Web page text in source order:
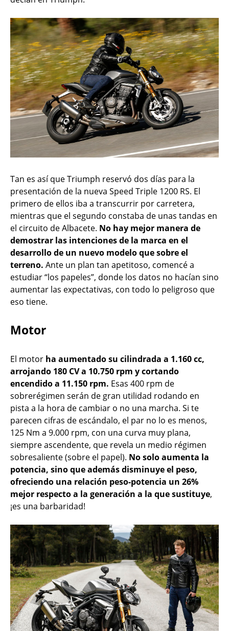
Tan es así que Triumph reservó dos días para la
presentación de la nueva Speed Triple 1200 RS. El
primero de ellos iba a transcurrir por carretera,
mientras que el segundo constaba de unas tandas en
el circuito de Albacete. No hay mejor manera de
demostrar las intenciones de la marca en el
desarrollo de un nuevo modelo que sobre el
terreno. Ante un plan tan apetitoso, comencé a
estudiar “los papeles”, donde los datos no hacían sino
aumentar las expectativas, con todo lo peligroso que
eso tiene.
Motor
El motor ha aumentado su cilindrada a 1.160 cc,
arrojando 180 CV a 10.750 rpm y cortando
encendido a 11.150 rpm. Esas 400 rpm de
sobrerégimen serán de gran utilidad rodando en
pista a la hora de cambiar o no una marcha. Si te
parecen cifras de escándalo, el par no lo es menos,
125 Nm a 9.000 rpm, con una curva muy plana,
siempre ascendente, que revela un medio régimen
sobresaliente (sobre el papel). No solo aumenta la
potencia, sino que además disminuye el peso,
ofreciendo una relación peso-potencia un 26%
mejor respecto a la generación a la que sustituye,
¡es una barbaridad!